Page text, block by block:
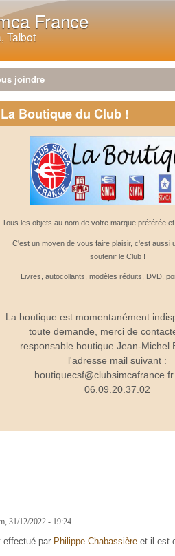
France
Talbot
joindre
La Boutique du Club !
Tous les objets au nom de votre marque préférée
C'est un moyen de vous faire plaisir, c'est aussi
soutenir le Club !
Livres, autocollants, modèles réduits, DVD,
La boutique est momentanément
toute demande, merci de
responsable boutique Jean-Michel
l'adresse mail suivant :
06.09.20.37.02
31/12/2022 - 19:24
effectué par Philippe Chabassière et il est